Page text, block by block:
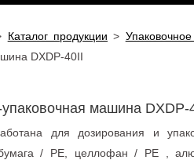
Каталог продукции >
DXDP-40II
машина DXDP-
для дозирования и
/ PE, целлофан / PE ,